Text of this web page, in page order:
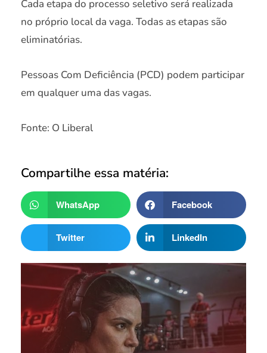
Cada etapa do processo seletivo será realizada
no próprio local da vaga. Todas as etapas são
eliminatórias.
Pessoas Com Deficiência (PCD) podem participar
em qualquer uma das vagas.
Fonte: O Liberal
Compartilhe essa matéria:
WhatsApp Facebook
Twitter LinkedIn